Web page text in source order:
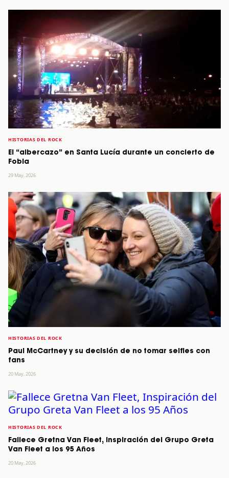
HISTORIAS DEL ROCK
El “albercazo” en Santa Lucía durante un concierto de
Fobia
29 May, 2026
HISTORIAS DEL ROCK
Paul McCartney y su decisión de no tomar selfies con
fans
20 May, 2026
HISTORIAS DEL ROCK
Fallece Gretna Van Fleet, Inspiración del Grupo Greta
Van Fleet a los 95 Años
20 May, 2026